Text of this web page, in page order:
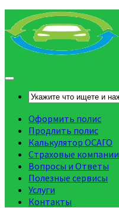
Оформить полис
Продлить полис
Калькулятор ОСАГО
Страховые компании
Вопросы и Ответы
Полезные сервисы
Услуги
Контакты